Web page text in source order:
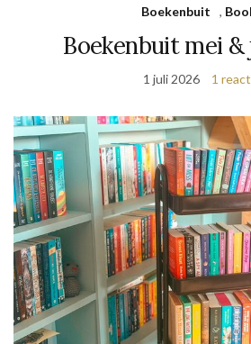
Boekenbuit ,
Boekenbuit mei &
1 juli 2026 1